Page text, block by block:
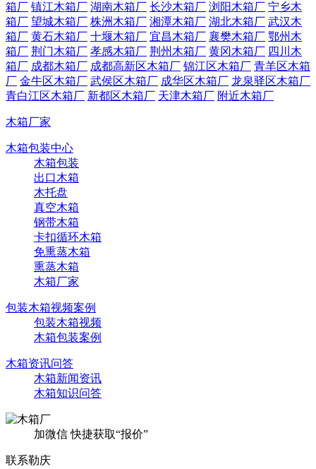
箱厂 镇江木箱厂 湖南木箱厂 长沙木箱厂 浏阳木箱厂 宁乡木
箱厂 望城木箱厂 株洲木箱厂 湘潭木箱厂 湖北木箱厂 武汉木
箱厂 黄石木箱厂 十堰木箱厂 宜昌木箱厂 襄樊木箱厂 鄂州木
箱厂 荆门木箱厂 孝感木箱厂 荆州木箱厂 黄冈木箱厂 四川木
箱厂 成都木箱厂 成都高新区木箱厂 锦江区木箱厂 青羊区木箱
厂 金牛区木箱厂 武侯区木箱厂 成华区木箱厂 龙泉驿区木箱厂
青白江区木箱厂 新都区木箱厂 天津木箱厂 附近木箱厂
木箱厂家
木箱包装中心
木箱包装
出口木箱
木托盘
真空木箱
钢带木箱
卡扣循环木箱
免熏蒸木箱
熏蒸木箱
木箱厂家
包装木箱视频案例
包装木箱视频
木箱包装案例
木箱资讯问答
木箱新闻资讯
木箱知识问答
加微信 快捷获取“报价”
联系勒庆